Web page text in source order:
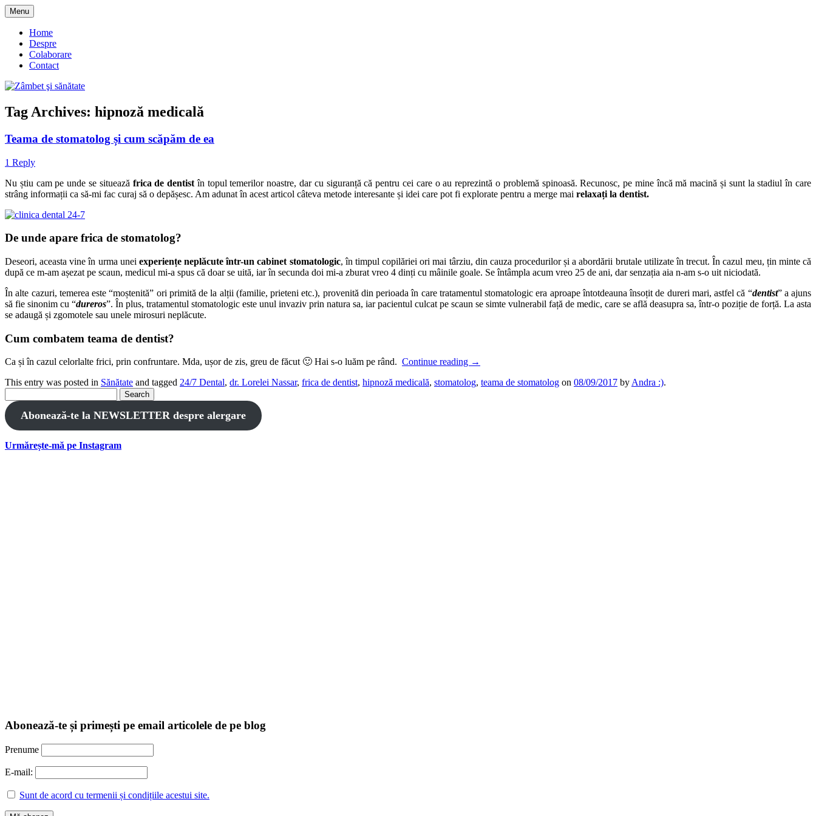
Skip
to
content
Zâmbet şi sănătate
Menu
Home
Despre
Colaborare
Contact
Tag Archives: hipnoză medicală
Teama de stomatolog și cum scăpăm de ea
1 Reply
Nu știu cam pe unde se situează frica de dentist în topul temerilor noastre, dar cu siguranță că pentru cei care o au reprezintă o problemă spinoasă. Recunosc, pe mine încă mă macină și sunt la stadiul în care
strâng informații ca să-mi fac curaj să o depășesc. Am adunat în acest articol câteva metode interesante și idei care pot fi explorate pentru a merge mai relaxați la dentist.
De unde apare frica de stomatolog?
Deseori, aceasta vine în urma unei experiențe neplăcute într-un cabinet stomatologic, în timpul copilăriei ori mai târziu, din cauza procedurilor și a abordării brutale utilizate în trecut. În cazul meu, țin minte că
după ce m-am așezat pe scaun, medicul mi-a spus că doar se uită, iar în secunda doi mi-a zburat vreo 4 dinți cu mâinile goale. Se întâmpla acum vreo 25 de ani, dar senzația aia n-am s-o uit niciodată.
În alte cazuri, temerea este “moștenită” ori primită de la alții (familie, prieteni etc.), provenită din perioada în care tratamentul stomatologic era aproape întotdeauna însoțit de dureri mari, astfel că “dentist” a ajuns
să fie sinonim cu “dureros”. În plus, tratamentul stomatologic este unul invaziv prin natura sa, iar pacientul culcat pe scaun se simte vulnerabil față de medic, care se află deasupra sa, într-o poziție de forță. La asta
se adaugă și zgomotele sau unele mirosuri neplăcute.
Cum combatem teama de dentist?
Ca și în cazul celorlalte frici, prin confruntare. Mda, ușor de zis, greu de făcut 🙂 Hai s-o luăm pe rând. Continue reading →
This entry was posted in Sănătate and tagged 24/7 Dental, dr. Lorelei Nassar, frica de dentist, hipnoză medicală, stomatolog, teama de stomatolog on 08/09/2017 byAndra :).
for:
Abonează-te la NEWSLETTER despre alergare
Urmărește-mă pe Instagram
Abonează-te și primești pe email articolele de pe blog
Prenume
E-mail:
Sunt de acord cu termenii și condițiile acestui site.